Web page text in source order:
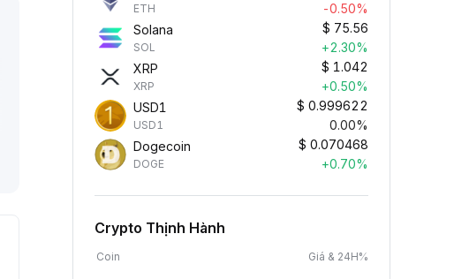
ETH
-0.50%
Solana
SOL
$ 75.56
+2.30%
XRP
XRP
$ 1.042
+0.50%
USD1
USD1
$ 0.999622
0.00%
Dogecoin
DOGE
$ 0.070468
+0.70%
Crypto Thịnh Hành
Coin Giá & 24H%